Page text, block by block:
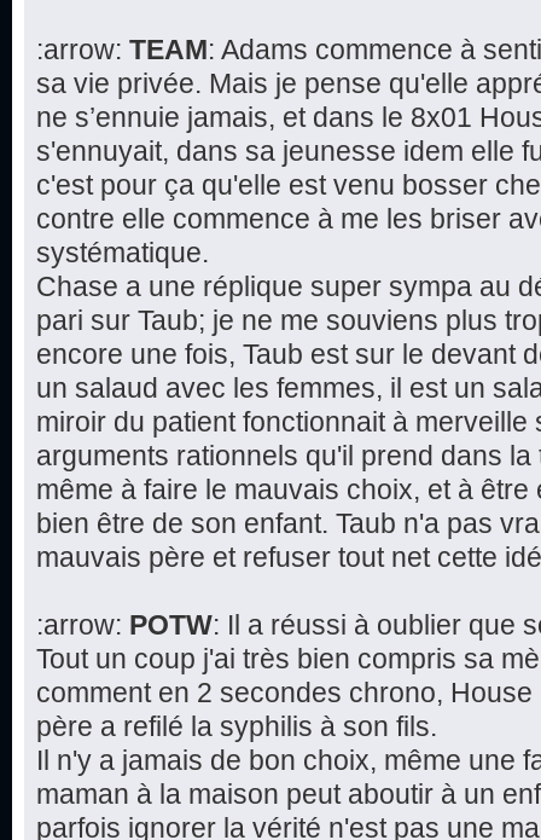
:arrow: TEAM: Adams commence à
sa vie privée. Mais je pense qu'elle
ne s’ennuie jamais, et dans le 8x01
s'ennuyait, dans sa jeunesse idem elle
c'est pour ça qu'elle est venu bosser
contre elle commence à me les briser
systématique.
Chase a une réplique super sympa au
pari sur Taub; je ne me souviens plus
encore une fois, Taub est sur le devant
un salaud avec les femmes, il est un
miroir du patient fonctionnait à
arguments rationnels qu'il prend dans
même à faire le mauvais choix, et à
bien être de son enfant. Taub n'a pas
mauvais père et refuser tout net cette
:arrow: POTW: Il a réussi à oublier que
Tout un coup j'ai très bien compris sa
comment en 2 secondes chrono,
père a refilé la syphilis à son fils.
Il n'y a jamais de bon choix, même une
maman à la maison peut aboutir à un
parfois ignorer la vérité n'est pas une